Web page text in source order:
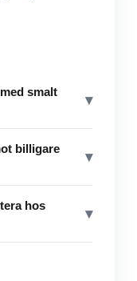
smalt
▾
billigare
▾
hos
▾